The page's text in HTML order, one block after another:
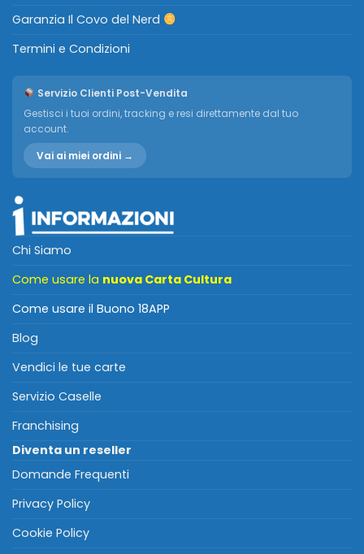
Garanzia Il Covo del Nerd
Termini e Condizioni
Servizio Clienti Post-Vendita
Gestisci i tuoi ordini, tracking e resi direttamente dal tuo
account.
Vai ai miei ordini →
Chi Siamo
Come usare la nuova Carta Cultura
Come usare il Buono 18APP
Blog
Vendici le tue carte
Servizio Caselle
Franchising
Diventa un reseller
Domande Frequenti
Privacy Policy
Cookie Policy